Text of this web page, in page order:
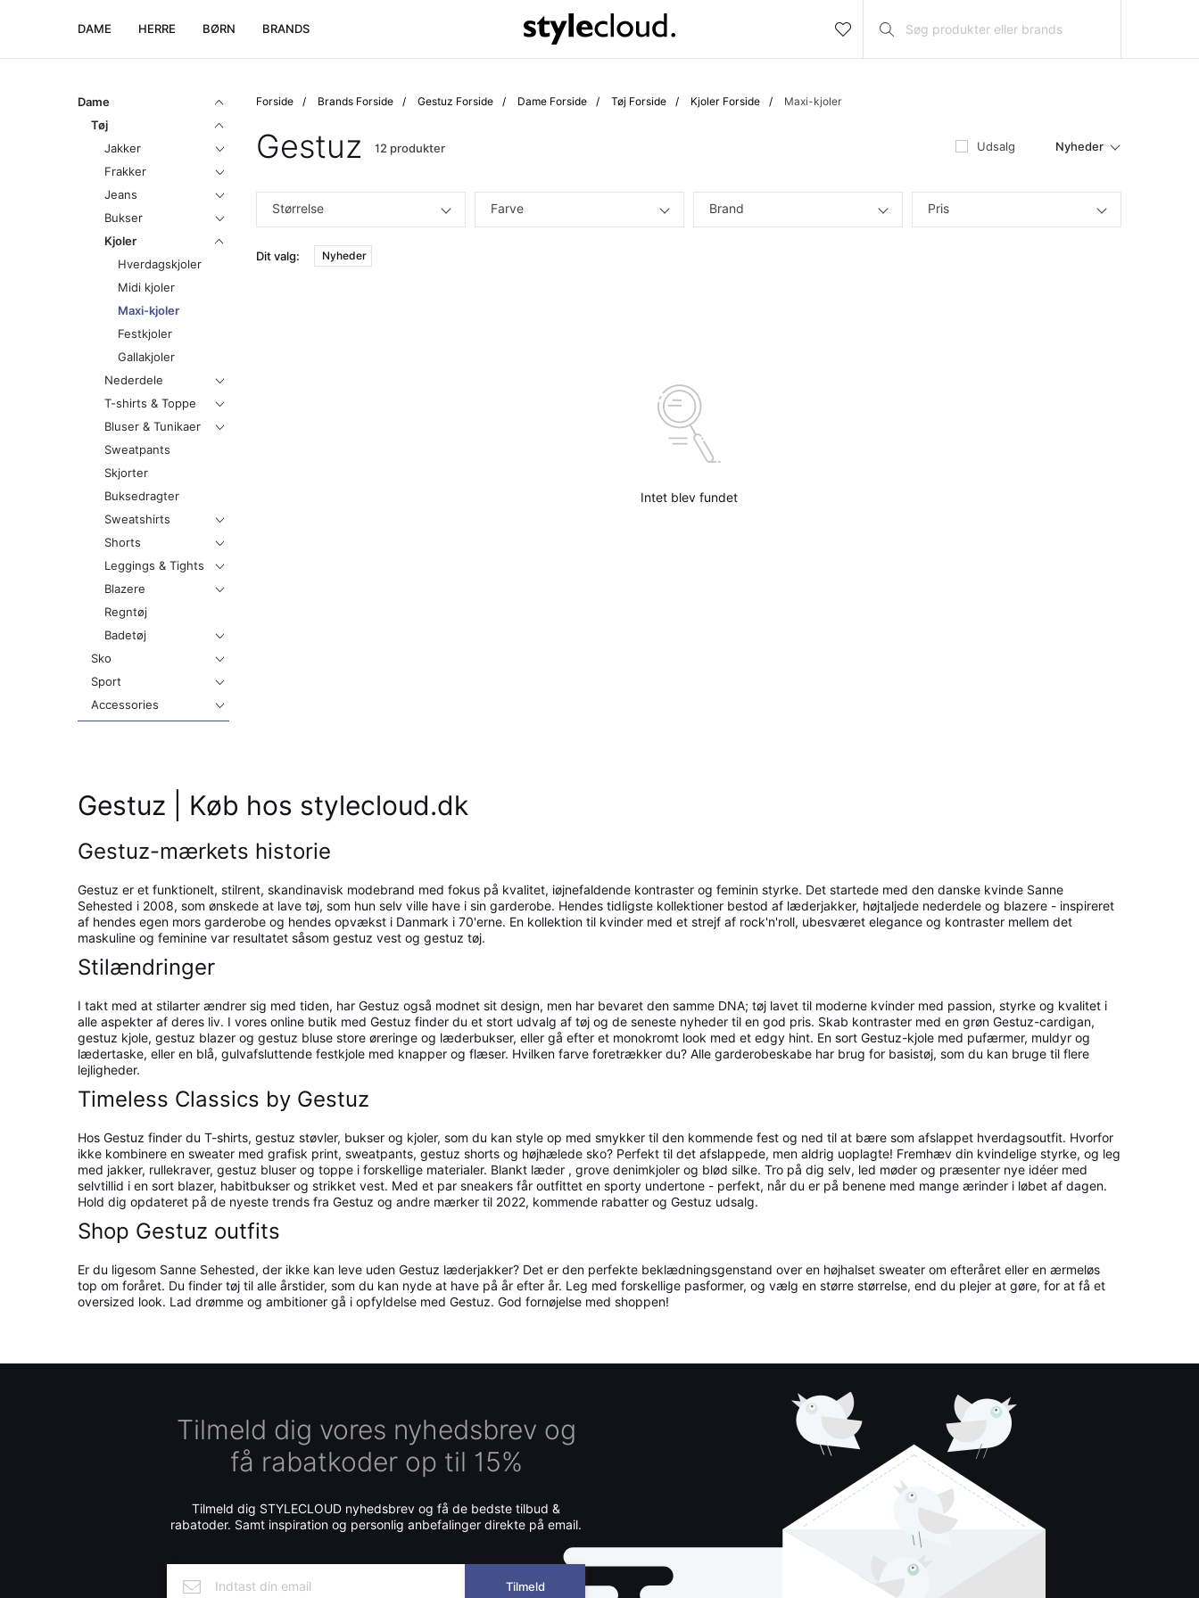
DAME HERRE BØRN BRANDS
Dame
Tøj
Jakker
Frakker
Jeans
Bukser
Kjoler
Hverdagskjoler
Midi kjoler
Maxi-kjoler
Festkjoler
Gallakjoler
Nederdele
T-shirts & Toppe
Bluser & Tunikaer
Sweatpants
Skjorter
Buksedragter
Sweatshirts
Shorts
Leggings & Tights
Blazere
Regntøj
Badetøj
Sko
Sport
Accessories
Forside Brands Forside Gestuz Forside Dame Forside Tøj Forside Kjoler Forside Maxi-kjoler
Gestuz 12 produkter Udsalg Nyheder
Størrelse Farve Brand Pris
Dit valg: Nyheder
Intet blev fundet
Gestuz | Køb hos stylecloud.dk
Gestuz-mærkets historie
Gestuz er et funktionelt, stilrent, skandinavisk modebrand med fokus på kvalitet, iøjnefaldende kontraster og feminin styrke. Det startede med den danske kvinde Sanne
Sehested i 2008, som ønskede at lave tøj, som hun selv ville have i sin garderobe. Hendes tidligste kollektioner bestod af læderjakker, højtaljede nederdele og blazere - inspireret
af hendes egen mors garderobe og hendes opvækst i Danmark i 70'erne. En kollektion til kvinder med et strejf af rock'n'roll, ubesværet elegance og kontraster mellem det
maskuline og feminine var resultatet såsom gestuz vest og gestuz tøj.
Stilændringer
I takt med at stilarter ændrer sig med tiden, har Gestuz også modnet sit design, men har bevaret den samme DNA; tøj lavet til moderne kvinder med passion, styrke og kvalitet i
alle aspekter af deres liv. I vores online butik med Gestuz finder du et stort udvalg af tøj og de seneste nyheder til en god pris. Skab kontraster med en grøn Gestuz-cardigan,
gestuz kjole, gestuz blazer og gestuz bluse store øreringe og læderbukser, eller gå efter et monokromt look med et edgy hint. En sort Gestuz-kjole med pufærmer, muldyr og
lædertaske, eller en blå, gulvafsluttende festkjole med knapper og flæser. Hvilken farve foretrækker du? Alle garderobeskabe har brug for basistøj, som du kan bruge til flere
lejligheder.
Timeless Classics by Gestuz
Hos Gestuz finder du T-shirts, gestuz støvler, bukser og kjoler, som du kan style op med smykker til den kommende fest og ned til at bære som afslappet hverdagsoutfit. Hvorfor
ikke kombinere en sweater med grafisk print, sweatpants, gestuz shorts og højhælede sko? Perfekt til det afslappede, men aldrig uoplagte! Fremhæv din kvindelige styrke, og leg
med jakker, rullekraver, gestuz bluser og toppe i forskellige materialer. Blankt læder , grove denimkjoler og blød silke. Tro på dig selv, led møder og præsenter nye idéer med
selvtillid i en sort blazer, habitbukser og strikket vest. Med et par sneakers får outfittet en sporty undertone - perfekt, når du er på benene med mange ærinder i løbet af dagen.
Hold dig opdateret på de nyeste trends fra Gestuz og andre mærker til 2022, kommende rabatter og Gestuz udsalg.
Shop Gestuz outfits
Er du ligesom Sanne Sehested, der ikke kan leve uden Gestuz læderjakker? Det er den perfekte beklædningsgenstand over en højhalset sweater om efteråret eller en ærmeløs
top om foråret. Du finder tøj til alle årstider, som du kan nyde at have på år efter år. Leg med forskellige pasformer, og vælg en større størrelse, end du plejer at gøre, for at få et
oversized look. Lad drømme og ambitioner gå i opfyldelse med Gestuz. God fornøjelse med shoppen!
Tilmeld dig vores nyhedsbrev og
få rabatkoder op til 15%
Tilmeld dig STYLECLOUD nyhedsbrev og få de bedste tilbud &
rabatoder. Samt inspiration og personlig anbefalinger direkte på email.
Tilmeld